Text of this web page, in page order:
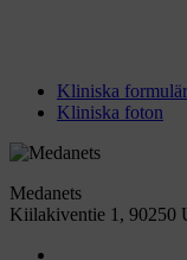
Kliniska formulär
Kliniska foton
Medanets
Kiilakiventie 1, 90250